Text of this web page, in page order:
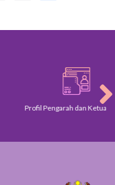
Profil Pengarah dan Ketua